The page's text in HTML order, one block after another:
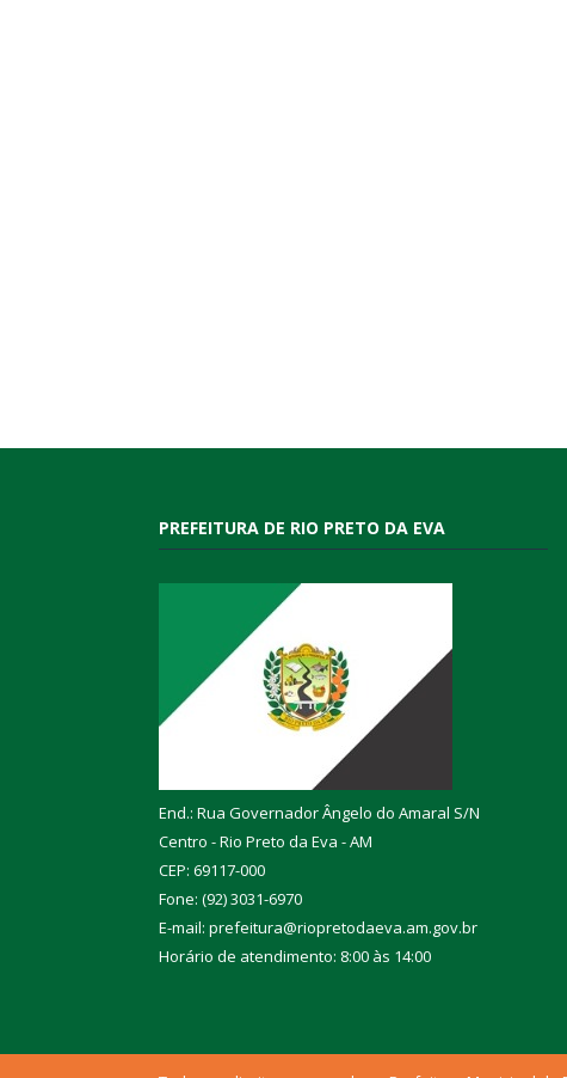
PREFEITURA DE RIO PRETO DA EVA
End.: Rua Governador Ângelo do Amaral S/N
Centro - Rio Preto da Eva - AM
CEP: 69117-000
Fone: (92) 3031-6970
E-mail: prefeitura@riopretodaeva.am.gov.br
Horário de atendimento: 8:00 às 14:00